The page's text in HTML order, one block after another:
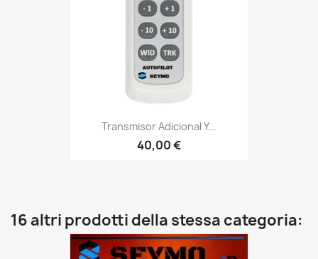
Transmisor Adicional Y...
40,00 €
16 altri prodotti della stessa categoria: